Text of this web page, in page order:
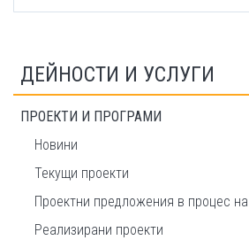
ДЕЙНОСТИ И УСЛУГИ
ПРОЕКТИ И ПРОГРАМИ
Новини
Текущи проекти
Проектни предложения в процес
Реализирани проекти